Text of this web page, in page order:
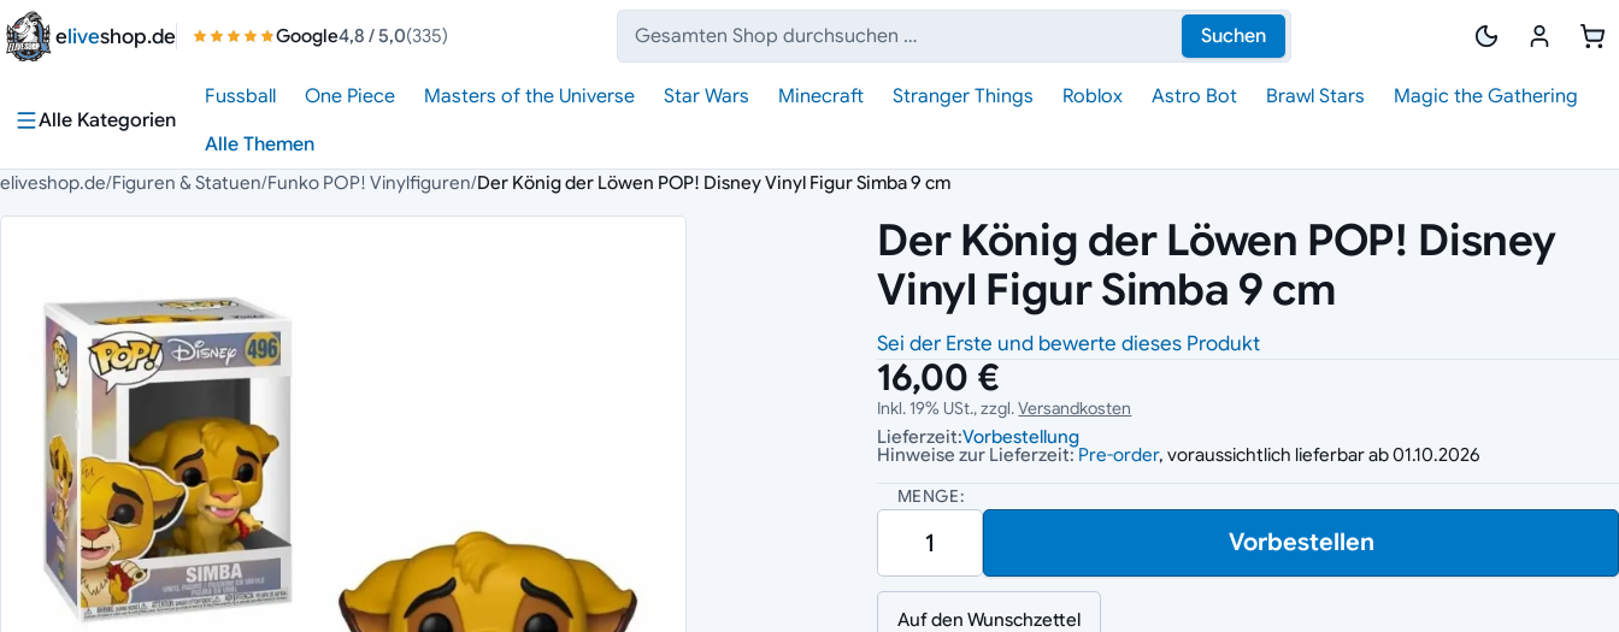
Zum Inhalt springen
eliveshop.de Google4,8 / 5,0(335)
Suche:
Suchen
Alle Kategorien
Fussball One Piece Masters of the Universe Star Wars Minecraft Stranger Things Roblox Astro Bot Brawl Stars
Magic the Gathering
Alle Themen
eliveshop.de/Figuren & Statuen/Funko POP! Vinylfiguren/Der König der Löwen POP! Disney Vinyl Figur Simba 9 cm
Der König der Löwen POP! Disney
Vinyl Figur Simba 9 cm
Sei der Erste und bewerte dieses Produkt
16,00 €
Inkl. 19% USt., zzgl.Versandkosten
Lieferzeit:Vorbestellung
Hinweise zur Lieferzeit:Pre-order, voraussichtlich lieferbar ab 01.10.2026
MENGE:
Vorbestellen
Auf den Wunschzettel